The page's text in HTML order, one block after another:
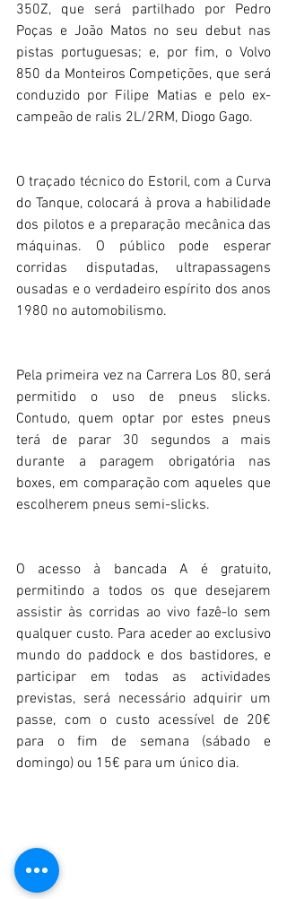
350Z, que será partilhado por Pedro
Poças e João Matos no seu debut nas
pistas portuguesas; e, por fim, o Volvo
850 da Monteiros Competições, que será
conduzido por Filipe Matias e pelo ex-
campeão de ralis 2L/2RM, Diogo Gago.
O traçado técnico do Estoril, com a Curva
do Tanque, colocará à prova a habilidade
dos pilotos e a preparação mecânica das
máquinas. O público pode esperar
corridas disputadas, ultrapassagens
ousadas e o verdadeiro espírito dos anos
1980 no automobilismo.
Pela primeira vez na Carrera Los 80, será
permitido o uso de pneus slicks.
Contudo, quem optar por estes pneus
terá de parar 30 segundos a mais
durante a paragem obrigatória nas
boxes, em comparação com aqueles que
escolherem pneus semi-slicks.
O acesso à bancada A é gratuito,
permitindo a todos os que desejarem
assistir às corridas ao vivo fazê-lo sem
qualquer custo. Para aceder ao exclusivo
mundo do paddock e dos bastidores, e
participar em todas as actividades
previstas, será necessário adquirir um
passe, com o custo acessível de 20€
para o fim de semana (sábado e
domingo) ou 15€ para um único dia.